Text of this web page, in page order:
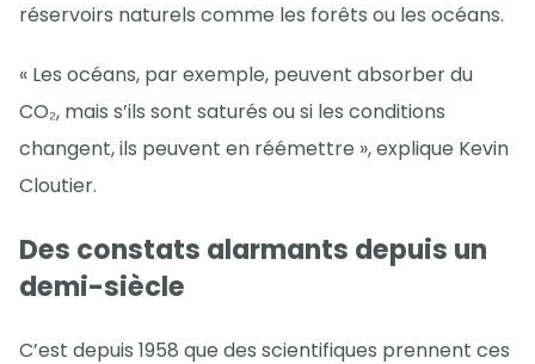
réservoirs naturels comme les forêts ou les océans.
« Les océans, par exemple, peuvent absorber du
CO₂, mais s’ils sont saturés ou si les conditions
changent, ils peuvent en réémettre », explique Kevin
Cloutier.
Des constats alarmants depuis un
demi-siècle
C’est depuis 1958 que des scientifiques prennent ces